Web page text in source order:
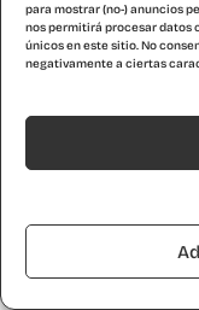
para mostrar (no-) anuncios
nos permitirá procesar datos
únicos en este sitio. No
negativamente a ciertas
«El poder del
construir una
por Fundación
© Kairós S.
Legal●